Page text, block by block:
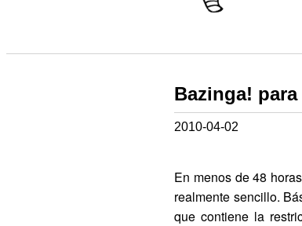
Bazinga!
2010-04-02
En menos de 48
realmente sencillo.
que contiene la